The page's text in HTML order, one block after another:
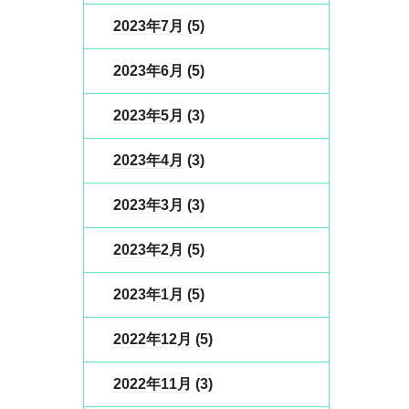
2023年7月 (5)
2023年6月 (5)
2023年5月 (3)
2023年4月 (3)
2023年3月 (3)
2023年2月 (5)
2023年1月 (5)
2022年12月 (5)
2022年11月 (3)